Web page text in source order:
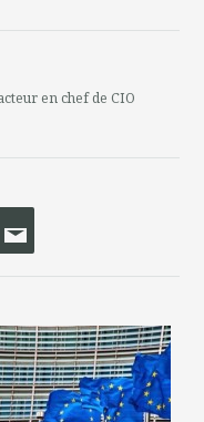
en chef de CIO